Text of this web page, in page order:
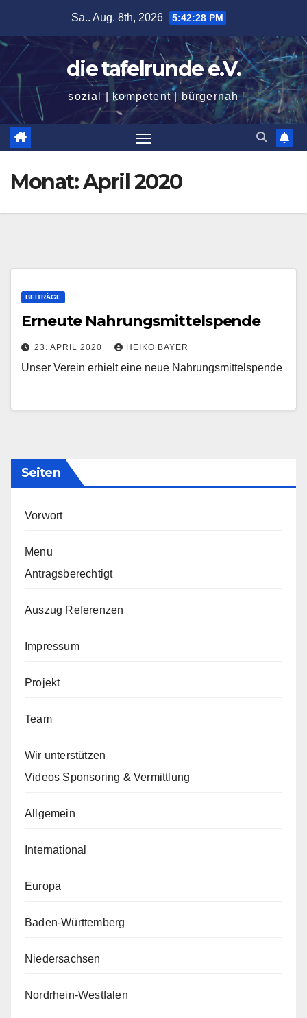
springen
Sa.. Aug. 8th, 2026 5:42:28 PM
die tafelrunde e.V.
sozial | kompetent | bürgernah
Monat:April 2020
BEITRÄGE
Erneute Nahrungsmittelspende
23. APRIL 2020 HEIKO BAYER
Unser Verein erhielt eine neue Nahrungsmittelspende
Seiten
Vorwort
Menu
Antragsberechtigt
Auszug Referenzen
Impressum
Projekt
Team
Wir unterstützen
Videos Sponsoring & Vermittlung
Allgemein
International
Europa
Baden-Württemberg
Niedersachsen
Nordrhein-Westfalen